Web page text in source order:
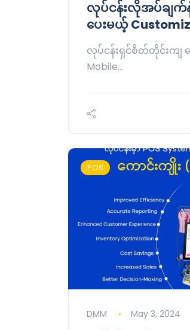
လုပ်ငန်းလိုအပ်ချ
ပေးမယ့်
လုပ်ငန်းရှင်စိတ်တိုင်းကျ
Mobile…
POS
DMM May 3, 2024